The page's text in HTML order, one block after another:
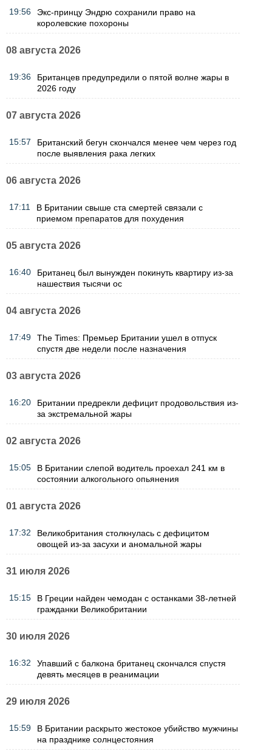
19:56
Экс-принцу Эндрю сохранили право на
королевские похороны
08 августа 2026
19:36
Британцев предупредили о пятой волне жары в
2026 году
07 августа 2026
15:57
Британский бегун скончался менее чем через год
после выявления рака легких
06 августа 2026
17:11
В Британии свыше ста смертей связали с
приемом препаратов для похудения
05 августа 2026
16:40
Британец был вынужден покинуть квартиру из-за
нашествия тысячи ос
04 августа 2026
17:49
The Times: Премьер Британии ушел в отпуск
спустя две недели после назначения
03 августа 2026
16:20
Британии предрекли дефицит продовольствия из-
за экстремальной жары
02 августа 2026
15:05
В Британии слепой водитель проехал 241 км в
состоянии алкогольного опьянения
01 августа 2026
17:32
Великобритания столкнулась с дефицитом
овощей из-за засухи и аномальной жары
31 июля 2026
15:15
В Греции найден чемодан с останками 38-летней
гражданки Великобритании
30 июля 2026
16:32
Упавший с балкона британец скончался спустя
девять месяцев в реанимации
29 июля 2026
15:59
В Британии раскрыто жестокое убийство мужчины
на празднике солнцестояния